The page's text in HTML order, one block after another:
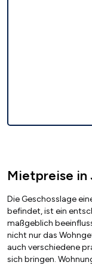
Mietpreise in
Die Geschosslage
befindet, ist ein
maßgeblich
nicht nur das
auch verschiedene
sich bringen.